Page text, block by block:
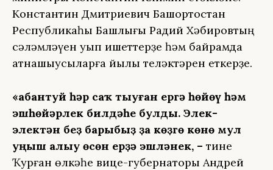
Константин Дмитриевич Башҡортостан
Республикаһы Башлығы Радий Хәбировтың
сәләмләүен уҡып ишеттерҙе һәм байрамда
ҡатнашыусыларға йылы теләктәрен еткерҙе.
«Һабантуй һәр саҡ тыуған ергә һөйөү һәм
эшһөйәрлек билдәһе булды. Элек-
электән беҙ барыбыҙ ҙа көҙгө көнө мул
уңыш алыу өсөн ерҙә эшләнек, – тине
Ҡурған өлкәһе вице-губернаторы Андрей